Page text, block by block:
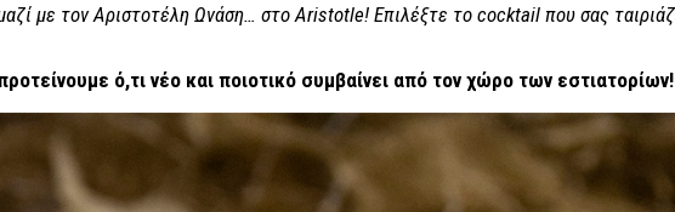
με τον Αριστοτέλη Ωνάση… στο Aristotle! Επιλέξτε το cocktail που σας
ό,τι νέο και ποιοτικό συμβαίνει από τον χώρο των εστιατορίων!